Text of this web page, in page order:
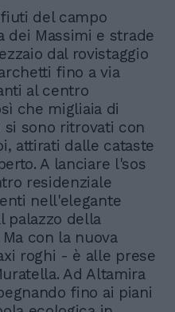
del campo
dei Massimi e strade
dal rovistaggio
fino a via
al centro
che migliaia di
sono ritrovati con
attirati dalle cataste
A lanciare l'sos
residenziale
nell'elegante
palazzo della
con la nuova
roghi - è alle prese
Ad Altamira
fino ai piani